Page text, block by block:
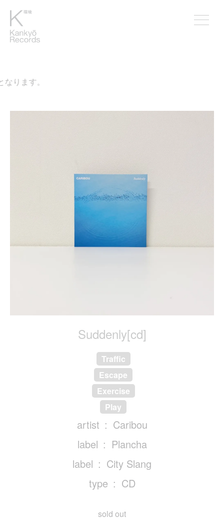
ます。
Suddenly[cd]
Traffic
Escape
Exercise
Play
artist
Caribou
label
Plancha
label
City Slang
type
CD
sold out